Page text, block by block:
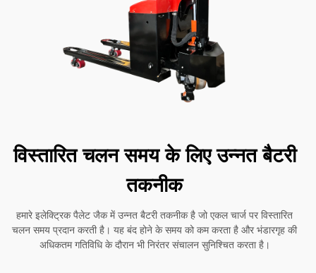
विस्तारित चलन समय के लिए उन्नत बैटरी
तकनीक
हमारे इलेक्ट्रिक पैलेट जैक में उन्नत बैटरी तकनीक है जो एकल चार्ज पर विस्तारित
चलन समय प्रदान करती है। यह बंद होने के समय को कम करता है और भंडारगृह की
अधिकतम गतिविधि के दौरान भी निरंतर संचालन सुनिश्चित करता है।